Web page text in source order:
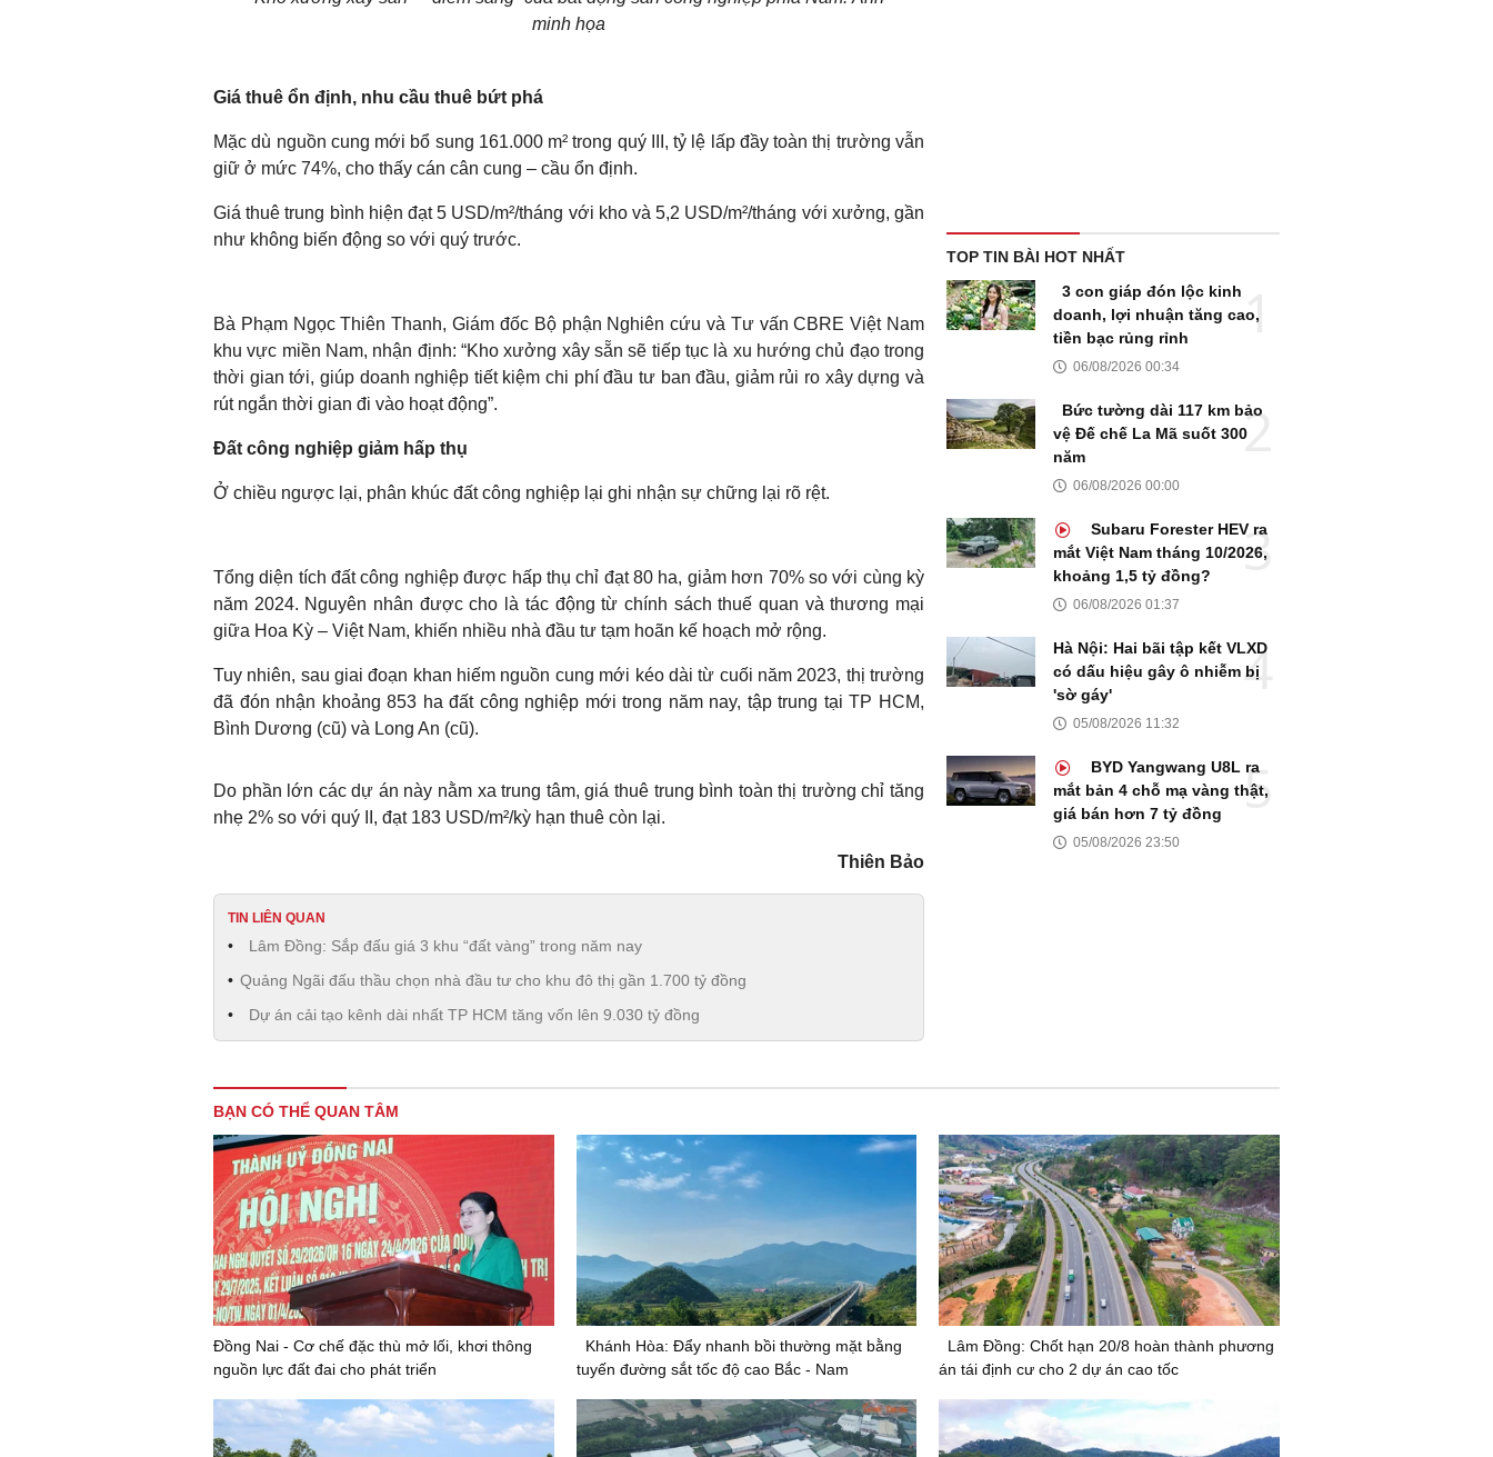
minh họa
Giá thuê ổn định, nhu cầu thuê bứt phá
Mặc dù nguồn cung mới bổ sung 161.000 m² trong quý III, tỷ lệ lấp đầy toàn thị trường vẫn
giữ ở mức 74%, cho thấy cán cân cung – cầu ổn định.
Giá thuê trung bình hiện đạt 5 USD/m²/tháng với kho và 5,2 USD/m²/tháng với xưởng, gần
như không biến động so với quý trước.
Bà Phạm Ngọc Thiên Thanh, Giám đốc Bộ phận Nghiên cứu và Tư vấn CBRE Việt Nam
khu vực miền Nam, nhận định: “Kho xưởng xây sẵn sẽ tiếp tục là xu hướng chủ đạo trong
thời gian tới, giúp doanh nghiệp tiết kiệm chi phí đầu tư ban đầu, giảm rủi ro xây dựng và
rút ngắn thời gian đi vào hoạt động”.
Đất công nghiệp giảm hấp thụ
Ở chiều ngược lại, phân khúc đất công nghiệp lại ghi nhận sự chững lại rõ rệt.
Tổng diện tích đất công nghiệp được hấp thụ chỉ đạt 80 ha, giảm hơn 70% so với cùng kỳ
năm 2024. Nguyên nhân được cho là tác động từ chính sách thuế quan và thương mại
giữa Hoa Kỳ – Việt Nam, khiến nhiều nhà đầu tư tạm hoãn kế hoạch mở rộng.
Tuy nhiên, sau giai đoạn khan hiếm nguồn cung mới kéo dài từ cuối năm 2023, thị trường
đã đón nhận khoảng 853 ha đất công nghiệp mới trong năm nay, tập trung tại TP HCM,
Bình Dương (cũ) và Long An (cũ).
Do phần lớn các dự án này nằm xa trung tâm, giá thuê trung bình toàn thị trường chỉ tăng
nhẹ 2% so với quý II, đạt 183 USD/m²/kỳ hạn thuê còn lại.
Thiên Bảo
TIN LIÊN QUAN
Lâm Đồng: Sắp đấu giá 3 khu “đất vàng” trong năm nay
Quảng Ngãi đấu thầu chọn nhà đầu tư cho khu đô thị gần 1.700 tỷ đồng
Dự án cải tạo kênh dài nhất TP HCM tăng vốn lên 9.030 tỷ đồng
TOP TIN BÀI HOT NHẤT
3 con giáp đón lộc kinh
doanh, lợi nhuận tăng cao,
tiền bạc rủng rỉnh
06/08/2026 00:34
Bức tường dài 117 km bảo
vệ Đế chế La Mã suốt 300
năm
06/08/2026 00:00
Subaru Forester HEV ra
mắt Việt Nam tháng 10/2026,
khoảng 1,5 tỷ đồng?
06/08/2026 01:37
Hà Nội: Hai bãi tập kết VLXD
có dấu hiệu gây ô nhiễm bị
'sờ gáy'
05/08/2026 11:32
BYD Yangwang U8L ra
mắt bản 4 chỗ mạ vàng thật,
giá bán hơn 7 tỷ đồng
05/08/2026 23:50
BẠN CÓ THỂ QUAN TÂM
Đồng Nai - Cơ chế đặc thù mở lối, khơi thông
nguồn lực đất đai cho phát triển
Khánh Hòa: Đẩy nhanh bồi thường mặt bằng
tuyến đường sắt tốc độ cao Bắc - Nam
Lâm Đồng: Chốt hạn 20/8 hoàn thành phương
án tái định cư cho 2 dự án cao tốc